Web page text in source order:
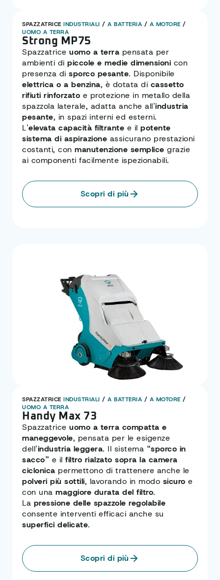
SPAZZATRICE INDUSTRIALI / A BATTERIA / A MOTORE /
UOMO A TERRA
Strong MP75
Spazzatrice uomo a terra pensata per
ambienti di piccole e medie dimensioni con
presenza di sporco pesante. Disponibile
elettrica o a benzina, è dotata di cassetto
rifiuti rinforzato e protezione in metallo della
spazzola laterale, adatta anche all’industria
pesante, in spazi interni ed esterni.
L’elevata capacità filtrante e il potente
sistema di aspirazione assicurano prestazioni
costanti, con manutenzione semplice grazie
ai componenti facilmente ispezionabili.
Scopri di più
SPAZZATRICE INDUSTRIALI / A BATTERIA / A MOTORE /
UOMO A TERRA
Handy Max 73
Spazzatrice uomo a terra compatta e
maneggevole, pensata per le esigenze
dell’industria leggera. Il sistema “sporco in
sacco” e il filtro rialzato sopra la camera
ciclonica permettono di trattenere anche le
polveri più sottili, lavorando in modo sicuro e
con una maggiore durata del filtro.
La pressione delle spazzole regolabile
consente interventi efficaci anche su
superfici delicate.
Scopri di più